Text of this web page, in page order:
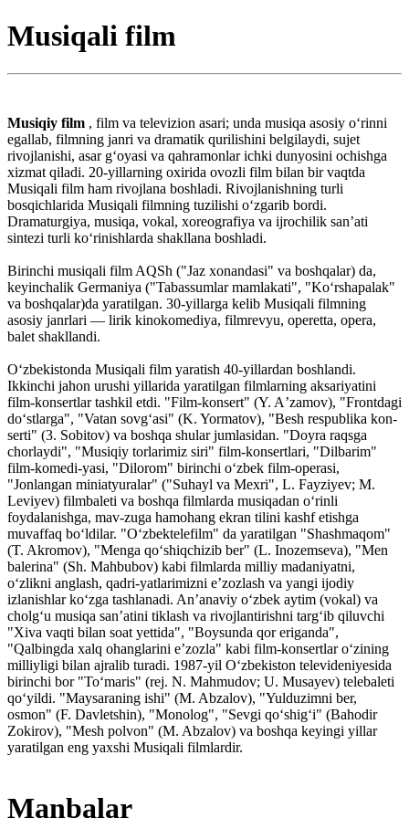
Musiqali film
Musiqiy film , film va televizion asari; unda musiqa asosiy oʻrinni
egallab, filmning janri va dramatik qurilishini belgilaydi, sujet
rivojlanishi, asar gʻoyasi va qahramonlar ichki dunyosini ochishga
xizmat qiladi. 20-yillarning oxirida ovozli film bilan bir vaqtda
Musiqali film ham rivojlana boshladi. Rivojlanishning turli
bosqichlarida Musiqali filmning tuzilishi oʻzgarib bordi.
Dramaturgiya, musiqa, vokal, xoreografiya va ijrochilik sanʼati
sintezi turli koʻrinishlarda shakllana boshladi.
Birinchi musiqali film AQSh ("Jaz xonandasi" va boshqalar) da,
keyinchalik Germaniya ("Tabassumlar mamlakati", "Koʻrshapalak"
va boshqalar)da yaratilgan. 30-yillarga kelib Musiqali filmning
asosiy janrlari — lirik kinokomediya, filmrevyu, operetta, opera,
balet shakllandi.
Oʻzbekistonda Musiqali film yaratish 40-yillardan boshlandi.
Ikkinchi jahon urushi yillarida yaratilgan filmlarning aksariyatini
film-konsertlar tashkil etdi. "Film-konsert" (Y. Aʼzamov), "Frontdagi
doʻstlarga", "Vatan sovgʻasi" (K. Yormatov), "Besh respublika kon-
serti" (3. Sobitov) va boshqa shular jumlasidan. "Doyra raqsga
chorlaydi", "Musiqiy torlarimiz siri" film-konsertlari, "Dilbarim"
film-komedi-yasi, "Dilorom" birinchi oʻzbek film-operasi,
"Jonlangan miniatyuralar" ("Suhayl va Mexri", L. Fayziyev; M.
Leviyev) filmbaleti va boshqa filmlarda musiqadan oʻrinli
foydalanishga, mav-zuga hamohang ekran tilini kashf etishga
muvaffaq boʻldilar. "Oʻzbektelefilm" da yaratilgan "Shashmaqom"
(T. Akromov), "Menga qoʻshiqchizib ber" (L. Inozemseva), "Men
balerina" (Sh. Mahbubov) kabi filmlarda milliy madaniyatni,
oʻzlikni anglash, qadri-yatlarimizni eʼzozlash va yangi ijodiy
izlanishlar koʻzga tashlanadi. Anʼanaviy oʻzbek aytim (vokal) va
cholgʻu musiqa sanʼatini tiklash va rivojlantirishni targʻib qiluvchi
"Xiva vaqti bilan soat yettida", "Boysunda qor eriganda",
"Qalbingda xalq ohanglarini eʼzozla" kabi film-konsertlar oʻzining
milliyligi bilan ajralib turadi. 1987-yil Oʻzbekiston televideniyesida
birinchi bor "Toʻmaris" (rej. N. Mahmudov; U. Musayev) telebaleti
qoʻyildi. "Maysaraning ishi" (M. Abzalov), "Yulduzimni ber,
osmon" (F. Davletshin), "Monolog", "Sevgi qoʻshigʻi" (Bahodir
Zokirov), "Mesh polvon" (M. Abzalov) va boshqa keyingi yillar
yaratilgan eng yaxshi Musiqali filmlardir.
Manbalar